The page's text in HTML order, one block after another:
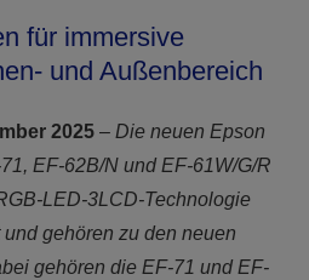
für immersive
und Außenbereich
2025– Die neuen Epson
EF-62B/N und EF-61W/G/R
LED-3LCD-Technologie
gehören zu den neuen
gehören die EF-71 und EF-